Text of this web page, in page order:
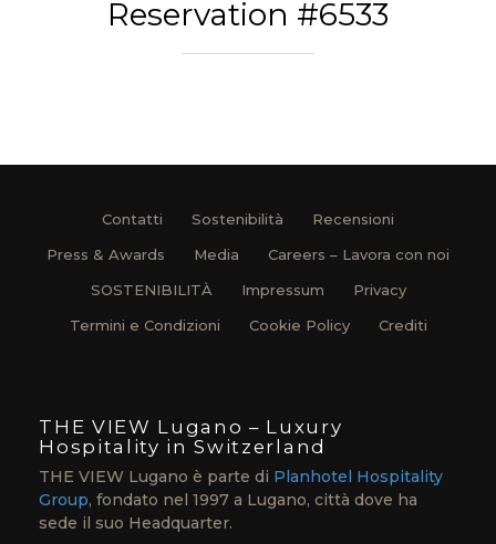
Reservation #6533
Contatti Sostenibilità
Recensioni
Press & Awards
Media
Careers – Lavora con noi
SOSTENIBILITÀ
Impressum
Privacy
Termini e Condizioni
Cookie Policy Crediti
THE VIEW Lugano – Luxury
Hospitality in Switzerland
THE VIEW Lugano è parte di Planhotel Hospitality
Group, fondato nel 1997 a Lugano, città dove ha
sede il suo Headquarter.